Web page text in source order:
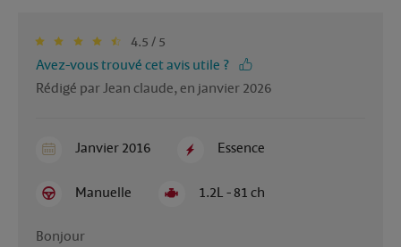
4.5 / 5
Avez-vous trouvé cet avis utile ?
Rédigé par Jean claude, en janvier 2026
Janvier 2016 Essence
Manuelle 1.2L - 81 ch
Bonjour